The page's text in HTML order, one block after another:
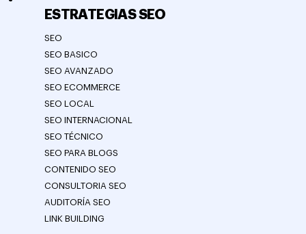
ESTRATEGIAS SEO
SEO
SEO BASICO
SEO AVANZADO
SEO ECOMMERCE
SEO LOCAL
SEO INTERNACIONAL
SEO TÉCNICO
SEO PARA BLOGS
CONTENIDO SEO
CONSULTORIA SEO
AUDITORÍA SEO
LINK BUILDING